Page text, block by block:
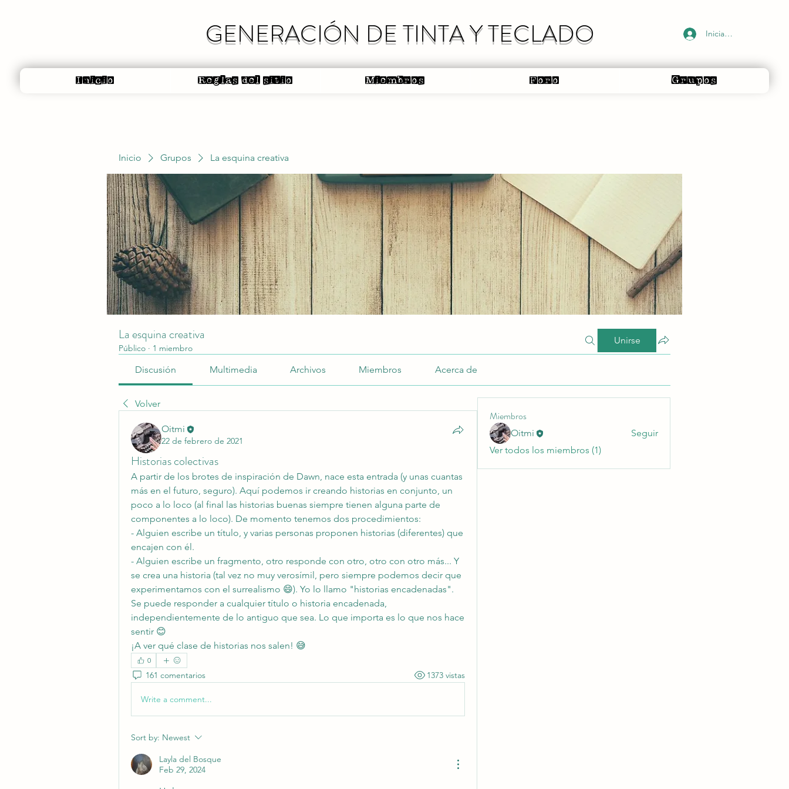
GENERACIÓN DE TINTA Y TECLADO Iniciar sesión
Inicio Reglas del sitio Miembros Foro Grupos
Inicio Grupos La esquina creativa
La esquina creativa
Público · 1 miembro
Unirse
Discusión Multimedia Archivos Miembros Acerca de
Volver
Oitmi
22 de febrero de 2021
Historias colectivas
A partir de los brotes de inspiración de Dawn, nace esta entrada (y unas cuantas
más en el futuro, seguro). Aquí podemos ir creando historias en conjunto, un
poco a lo loco (al final las historias buenas siempre tienen alguna parte de
componentes a lo loco). De momento tenemos dos procedimientos:
- Alguien escribe un título, y varias personas proponen historias (diferentes) que
encajen con él.
- Alguien escribe un fragmento, otro responde con otro, otro con otro más... Y
se crea una historia (tal vez no muy verosímil, pero siempre podemos decir que
experimentamos con el surrealismo 😄). Yo lo llamo "historias encadenadas".
Se puede responder a cualquier título o historia encadenada,
independientemente de lo antiguo que sea. Lo que importa es lo que nos hace
sentir 😊
¡A ver qué clase de historias nos salen! 😅
0
161 comentarios 1373 vistas
Write a comment...
Sort by: Newest
Layla del Bosque
Feb 29, 2024
Miembros
Oitmi
Seguir
Ver todos los miembros (1)